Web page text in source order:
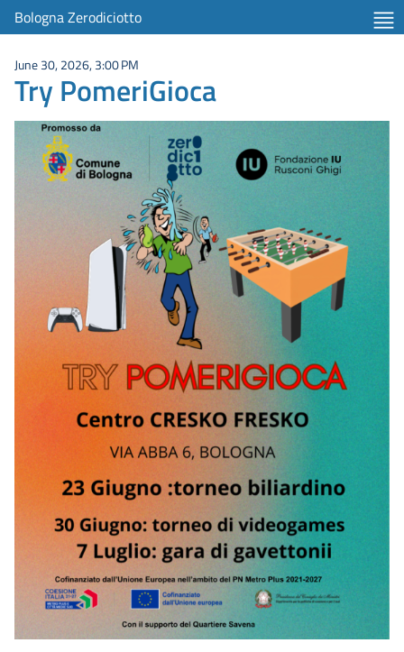
Bologna Zerodiciotto
June 30, 2026, 3:00 PM
Try PomeriGioca